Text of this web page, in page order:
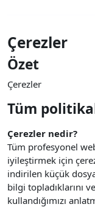
Çerezler
Özet
Çerezler
Tüm
Çerezler nedir?
Tüm profesyonel
iyileştirmek için
indirilen küçük
bilgi topladıklarını
kullandığımızı